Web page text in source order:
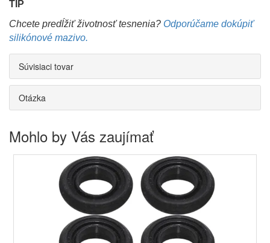
TIP
Chcete predĺžiť životnosť tesnenia? Odporúčame dokúpiť
silikónové mazivo.
Súvisiaci tovar
Otázka
Mohlo by Vás zaujímať